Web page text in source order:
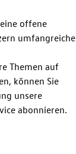
offene
umfangreiche
Themen auf
können Sie
unsere
abonnieren.